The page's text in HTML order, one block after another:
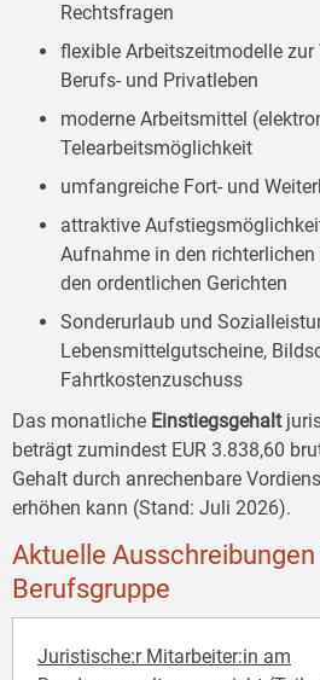
Rechtsfragen
flexible Arbeitszeitmodelle zur
Berufs- und Privatleben
moderne Arbeitsmittel
Telearbeitsmöglichkeit
umfangreiche Fort- und
attraktive
Aufnahme in den
den ordentlichen Gerichten
Sonderurlaub und
Lebensmittelgutscheine,
Fahrtkostenzuschuss
Das monatliche Einstiegsgehalt
beträgt zumindest EUR 3.838,60
Gehalt durch anrechenbare
erhöhen kann (Stand: Juli 2026).
Aktuelle
Berufsgruppe
Juristische:r Mitarbeiter:in am